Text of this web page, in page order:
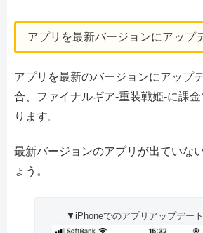
アプリを最新バージョンにアップ
アプリを最新のバージョンにアップ
合、ファイナルギア-重装戦姫-に課
ります。
最新バージョンのアプリが出ていな
ょう。
▼iPhoneでのアプリアップデー